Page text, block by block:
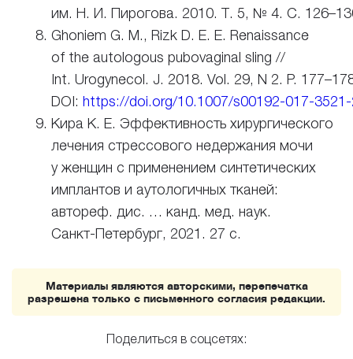
им. Н. И. Пирогова. 2010. Т. 5, № 4. С.
Ghoniem G. M., Rizk D. E. E. Renaissance
of the autologous pubovaginal sling //
Int. Urogynecol. J. 2018. Vol. 29, N 2. P.
DOI: https://doi.org/10.1007/s00192-017-
Кира К. Е. Эффективность хирургического
лечения стрессового недержания мочи
у женщин с применением синтетических
имплантов и аутологичных тканей:
автореф. дис. … канд. мед. наук.
Санкт-Петербург, 2021. 27 с.
Материалы являются авторскими, перепечатка
разрешена только с письменного согласия редакции.
Поделиться в соцсетях: